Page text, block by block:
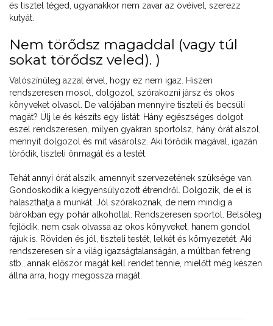
és tisztel téged, ugyanakkor nem zavar az övéivel, szerezz
kutyát.
Nem törődsz magaddal (vagy túl
sokat törődsz veled). )
Valószínűleg azzal érvel, hogy ez nem igaz. Hiszen
rendszeresen mosol, dolgozol, szórakozni jársz és okos
könyveket olvasol. De valójában mennyire tiszteli és becsüli
magát? Ülj le és készíts egy listát: Hány egészséges dolgot
eszel rendszeresen, milyen gyakran sportolsz, hány órát alszol,
mennyit dolgozol és mit vásárolsz. Aki törődik magával, igazán
törődik, tiszteli önmagát és a testét.
Tehát annyi órát alszik, amennyit szervezetének szüksége van.
Gondoskodik a kiegyensúlyozott étrendről. Dolgozik, de el is
halaszthatja a munkát. Jól szórakoznak, de nem mindig a
bárokban egy pohár alkohollal. Rendszeresen sportol. Belsőleg
fejlődik, nem csak olvassa az okos könyveket, hanem gondol
rájuk is. Röviden és jól, tiszteli testét, lelkét és környezetét. Aki
rendszeresen sír a világ igazságtalanságán, a múltban fetreng
stb., annak először magát kell rendet tennie, mielőtt még készen
állna arra, hogy megossza magát.